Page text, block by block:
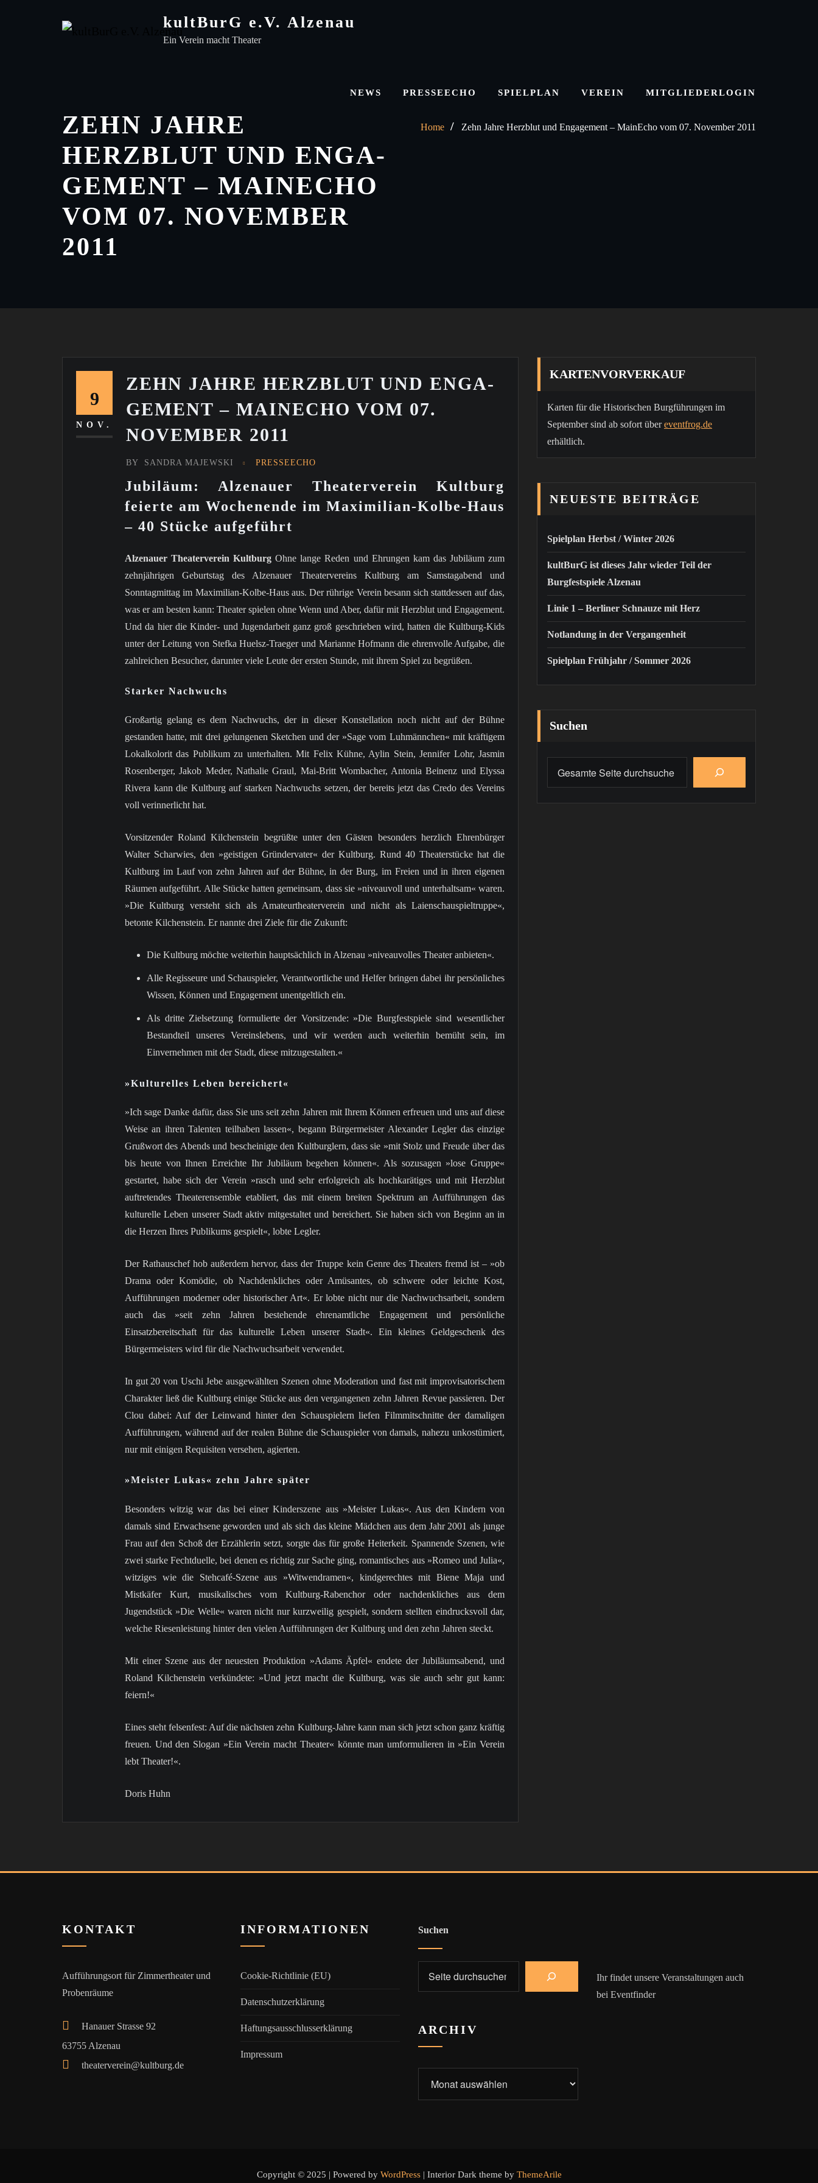
kultBurG e.V. Alzenau
Ein Verein macht Theater
NEWS PRESSEECHO SPIELPLAN VEREIN MITGLIEDERLOGIN
ZEHN JAHRE
HERZBLUT UND EN­GA­
GE­MENT – MAINECHO
VOM 07. NOVEMBER
2011
Home Zehn Jahre Herzblut und En­ga­ge­ment – MainEcho vom 07. November 2011
9
NOV.
ZEHN JAHRE HERZBLUT UND EN­GA­
GE­MENT – MAINECHO VOM 07.
NOVEMBER 2011
BY SANDRA MAJEWSKI PRESSEECHO
Jubiläum: Alzenauer Theaterverein Kultburg
feierte am Wochenende im Maximilian-Kolbe-Haus
– 40 Stücke aufgeführt
Alzenauer Theaterverein Kultburg Ohne lange Reden und Ehrungen kam das Jubiläum zum
zehnjährigen Geburtstag des Alzenauer Theatervereins Kultburg am Samstagabend und
Sonntagmittag im Maximilian-Kolbe-Haus aus. Der rührige Verein besann sich stattdessen auf das,
was er am besten kann: Theater spielen ohne Wenn und Aber, dafür mit Herzblut und Engagement.
Und da hier die Kinder- und Jugendarbeit ganz groß geschrieben wird, hatten die Kultburg-Kids
unter der Leitung von Stefka Huelsz-Traeger und Marianne Hofmann die ehrenvolle Aufgabe, die
zahlreichen Besucher, darunter viele Leute der ersten Stunde, mit ihrem Spiel zu begrüßen.
Starker Nachwuchs
Großartig gelang es dem Nachwuchs, der in dieser Konstellation noch nicht auf der Bühne
gestanden hatte, mit drei gelungenen Sketchen und der »Sage vom Luhmännchen« mit kräftigem
Lokalkolorit das Publikum zu unterhalten. Mit Felix Kühne, Aylin Stein, Jennifer Lohr, Jasmin
Rosenberger, Jakob Meder, Nathalie Graul, Mai-Britt Wombacher, Antonia Beinenz und Elyssa
Rivera kann die Kultburg auf starken Nachwuchs setzen, der bereits jetzt das Credo des Vereins
voll verinnerlicht hat.
Vorsitzender Roland Kilchenstein begrüßte unter den Gästen besonders herzlich Ehrenbürger
Walter Scharwies, den »geistigen Gründervater« der Kultburg. Rund 40 Theaterstücke hat die
Kultburg im Lauf von zehn Jahren auf der Bühne, in der Burg, im Freien und in ihren eigenen
Räumen aufgeführt. Alle Stücke hatten gemeinsam, dass sie »niveauvoll und unterhaltsam« waren.
»Die Kultburg versteht sich als Amateurtheaterverein und nicht als Laienschauspieltruppe«,
betonte Kilchenstein. Er nannte drei Ziele für die Zukunft:
Die Kultburg möchte weiterhin hauptsächlich in Alzenau »niveauvolles Theater anbieten«.
Alle Regisseure und Schauspieler, Verantwortliche und Helfer bringen dabei ihr persönliches
Wissen, Können und Engagement unentgeltlich ein.
Als dritte Zielsetzung formulierte der Vorsitzende: »Die Burgfestspiele sind wesentlicher
Bestandteil unseres Vereinslebens, und wir werden auch weiterhin bemüht sein, im
Einvernehmen mit der Stadt, diese mitzugestalten.«
»Kulturelles Leben bereichert«
»Ich sage Danke dafür, dass Sie uns seit zehn Jahren mit Ihrem Können erfreuen und uns auf diese
Weise an ihren Talenten teilhaben lassen«, begann Bürgermeister Alexander Legler das einzige
Grußwort des Abends und bescheinigte den Kultburglern, dass sie »mit Stolz und Freude über das
bis heute von Ihnen Erreichte Ihr Jubiläum begehen können«. Als sozusagen »lose Gruppe«
gestartet, habe sich der Verein »rasch und sehr erfolgreich als hochkarätiges und mit Herzblut
auftretendes Theaterensemble etabliert, das mit einem breiten Spektrum an Aufführungen das
kulturelle Leben unserer Stadt aktiv mitgestaltet und bereichert. Sie haben sich von Beginn an in
die Herzen Ihres Publikums gespielt«, lobte Legler.
Der Rathauschef hob außerdem hervor, dass der Truppe kein Genre des Theaters fremd ist – »ob
Drama oder Komödie, ob Nachdenkliches oder Amüsantes, ob schwere oder leichte Kost,
Aufführungen moderner oder historischer Art«. Er lobte nicht nur die Nachwuchsarbeit, sondern
auch das »seit zehn Jahren bestehende ehrenamtliche Engagement und persönliche
Einsatzbereitschaft für das kulturelle Leben unserer Stadt«. Ein kleines Geldgeschenk des
Bürgermeisters wird für die Nachwuchsarbeit verwendet.
In gut 20 von Uschi Jebe ausgewählten Szenen ohne Moderation und fast mit improvisatorischem
Charakter ließ die Kultburg einige Stücke aus den vergangenen zehn Jahren Revue passieren. Der
Clou dabei: Auf der Leinwand hinter den Schauspielern liefen Filmmitschnitte der damaligen
Aufführungen, während auf der realen Bühne die Schauspieler von damals, nahezu unkostümiert,
nur mit einigen Requisiten versehen, agierten.
»Meister Lukas« zehn Jahre später
Besonders witzig war das bei einer Kinderszene aus »Meister Lukas«. Aus den Kindern von
damals sind Erwachsene geworden und als sich das kleine Mädchen aus dem Jahr 2001 als junge
Frau auf den Schoß der Erzählerin setzt, sorgte das für große Heiterkeit. Spannende Szenen, wie
zwei starke Fechtduelle, bei denen es richtig zur Sache ging, romantisches aus »Romeo und Julia«,
witziges wie die Stehcafé-Szene aus »Witwendramen«, kindgerechtes mit Biene Maja und
Mistkäfer Kurt, musikalisches vom Kultburg-Rabenchor oder nachdenkliches aus dem
Jugendstück »Die Welle« waren nicht nur kurzweilig gespielt, sondern stellten eindrucksvoll dar,
welche Riesenleistung hinter den vielen Aufführungen der Kultburg und den zehn Jahren steckt.
Mit einer Szene aus der neuesten Produktion »Adams Äpfel« endete der Jubiläumsabend, und
Roland Kilchenstein verkündete: »Und jetzt macht die Kultburg, was sie auch sehr gut kann:
feiern!«
Eines steht felsenfest: Auf die nächsten zehn Kultburg-Jahre kann man sich jetzt schon ganz kräftig
freuen. Und den Slogan »Ein Verein macht Theater« könnte man umformulieren in »Ein Verein
lebt Theater!«.
Doris Huhn
KARTENVORVERKAUF
Karten für die Historischen Burgführungen im
September sind ab sofort übereventfrog.de
erhältlich.
NEUESTE BEITRÄGE
Spielplan Herbst / Winter 2026
kultBurG ist dieses Jahr wieder Teil der
Burgfestspiele Alzenau
Linie 1 – Berliner Schnauze mit Herz
Notlandung in der Vergangenheit
Spielplan Frühjahr / Sommer 2026
Suchen
KONTAKT
Aufführungsort für Zimmertheater und
Probenräume
Hanauer Strasse 92
63755 Alzenau
theaterverein@kultburg.de
INFORMATIONEN
Cookie-Richtlinie (EU)
Datenschutzerklärung
Haftungsausschlusserklärung
Impressum
Suchen
ARCHIV
Ihr findet unsere Veranstaltungen auch
bei Eventfinder
Copyright © 2025 | Powered by WordPress | Interior Dark theme by ThemeArile